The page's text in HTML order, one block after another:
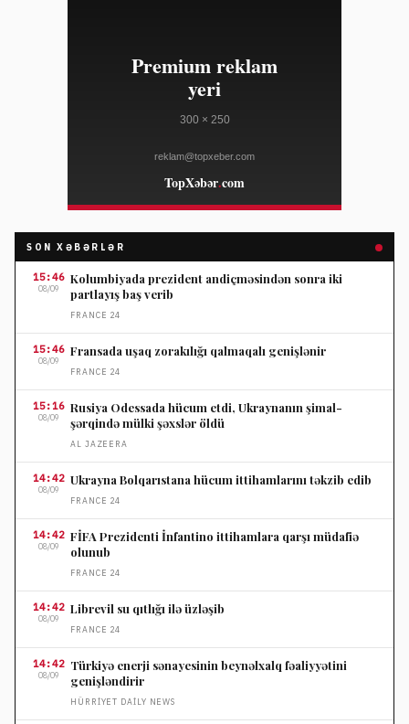
SON XƏBƏRLƏR
15:46
08/09
Kolumbiyada prezident andiçməsindən sonra iki
partlayış baş verib
FRANCE 24
15:46
08/09
Fransada uşaq zorakılığı qalmaqalı genişlənir
FRANCE 24
15:16
08/09
Rusiya Odessada hücum etdi, Ukraynanın şimal-
şərqində mülki şəxslər öldü
AL JAZEERA
14:42
08/09
Ukrayna Bolqarıstana hücum ittihamlarını təkzib edib
FRANCE 24
14:42
08/09
FİFA Prezidenti İnfantino ittihamlara qarşı müdafiə
olunub
FRANCE 24
14:42
08/09
Librevil su qıtlığı ilə üzləşib
FRANCE 24
14:42
08/09
Türkiyə enerji sənayesinin beynəlxalq fəaliyyətini
genişləndirir
HÜRRIYET DAILY NEWS